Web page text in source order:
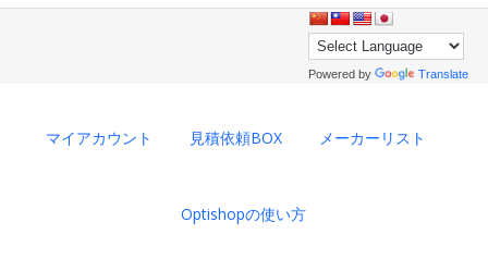
Powered by Translate
マイアカウント 見積依頼BOX メーカーリスト
Optishopの使い方